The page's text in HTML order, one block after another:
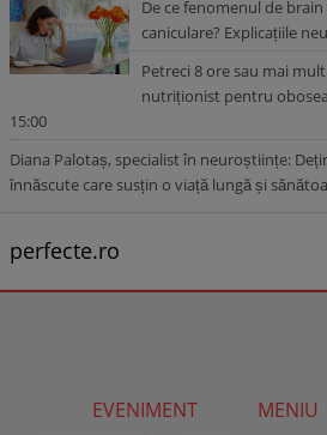
De ce fenomenul de
caniculare? Explicațiile
Petreci 8 ore sau mai
nutriționist pentru
15:00
Diana Palotaș, specialist în neuroștiințe:
înnăscute care susțin o viață lungă și
perfecte.ro
EVENIMENT MENIU